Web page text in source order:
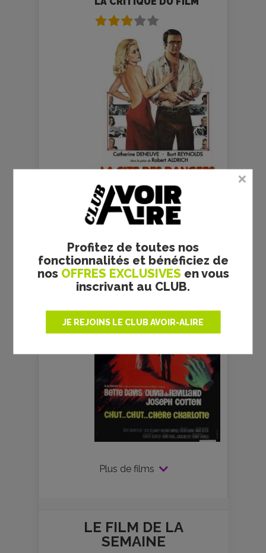
Profitez de toutes nos
fonctionnalités et bénéficiez de
nos OFFRES EXCLUSIVES en vous
inscrivant au CLUB.
JE REJOINS LE CLUB AVOIR-ALIRE
CHUT... CHUT, CHÈRE
CRITIQUE DU FILM
Plus de films
LE FILM DE LA
SEMAINE